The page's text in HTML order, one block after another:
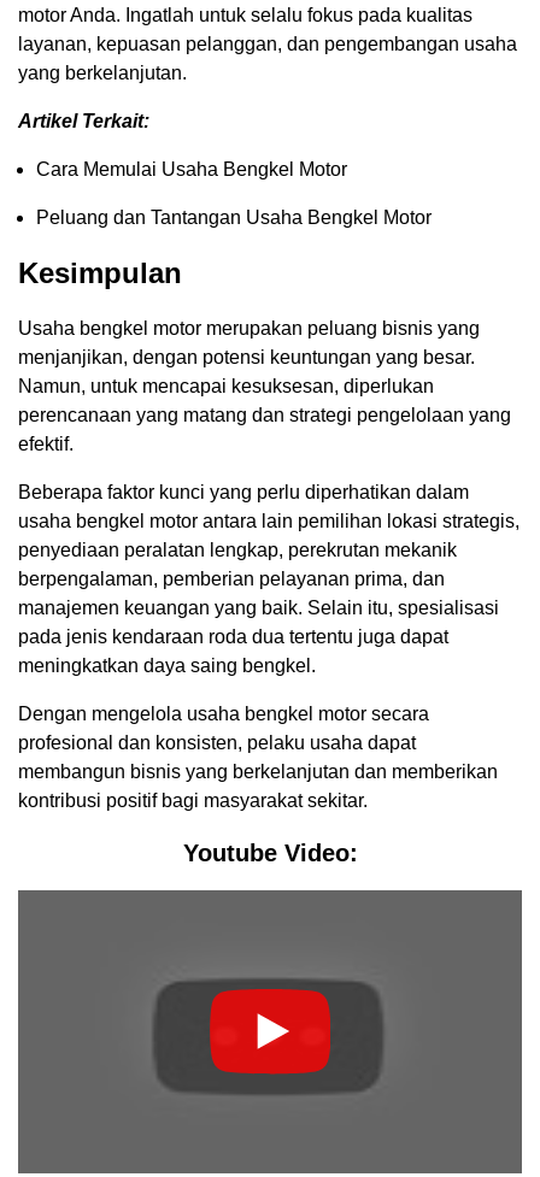
motor Anda. Ingatlah untuk selalu fokus pada kualitas
layanan, kepuasan pelanggan, dan pengembangan usaha
yang berkelanjutan.
Artikel Terkait:
Cara Memulai Usaha Bengkel Motor
Peluang dan Tantangan Usaha Bengkel Motor
Kesimpulan
Usaha bengkel motor merupakan peluang bisnis yang
menjanjikan, dengan potensi keuntungan yang besar.
Namun, untuk mencapai kesuksesan, diperlukan
perencanaan yang matang dan strategi pengelolaan yang
efektif.
Beberapa faktor kunci yang perlu diperhatikan dalam
usaha bengkel motor antara lain pemilihan lokasi strategis,
penyediaan peralatan lengkap, perekrutan mekanik
berpengalaman, pemberian pelayanan prima, dan
manajemen keuangan yang baik. Selain itu, spesialisasi
pada jenis kendaraan roda dua tertentu juga dapat
meningkatkan daya saing bengkel.
Dengan mengelola usaha bengkel motor secara
profesional dan konsisten, pelaku usaha dapat
membangun bisnis yang berkelanjutan dan memberikan
kontribusi positif bagi masyarakat sekitar.
Youtube Video: